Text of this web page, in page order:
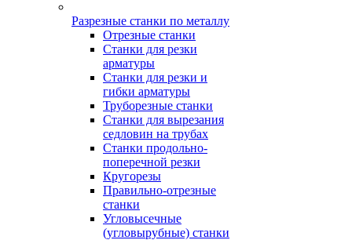
Разрезные станки по металлу
Отрезные станки
Станки для резки
арматуры
Станки для резки и
гибки арматуры
Труборезные станки
Станки для вырезания
седловин на трубаx
Станки продольно-
поперечной резки
Кругорезы
Правильно-отрезные
станки
Угловысечные
(угловырубные) станки